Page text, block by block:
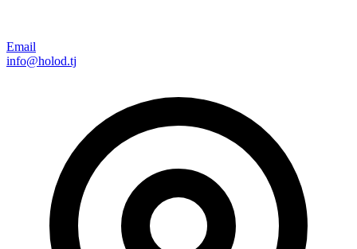
Email
info@holod.tj